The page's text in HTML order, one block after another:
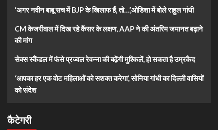
‘अगर नवीन बाबू सच में BJP के खिलाफ हैं, तो…’,ओडिशा में बोले राहुल गांधी
CM केजरीवाल में दिख रहे कैंसर के लक्षण, AAP ने की अंतरिम जमानत बढ़ाने
की मांग
सेक्स स्कैंडल में फंसे प्रज्वल रेवन्ना की बढ़ेंगी मुश्किलें, हो सकता है उम्रकैद
‘आपका हर एक वोट महिलाओं को सशक्त करेगा’, सोनिया गांधी का दिल्ली वासियों
को संदेश
कैटेगरी